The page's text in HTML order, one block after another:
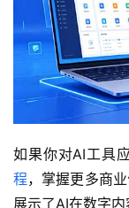
如果你对AI工具
程，掌握更多商
展示了AI在数字内